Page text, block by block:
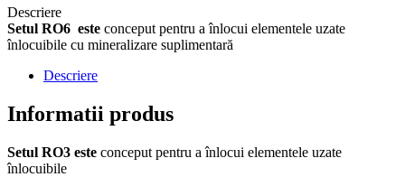
Descriere
Setul RO6 este conceput pentru a înlocui elementele uzate
înlocuibile cu mineralizare suplimentară
Descriere
Informatii produs
Setul RO3 este conceput pentru a înlocui elementele uzate
înlocuibile